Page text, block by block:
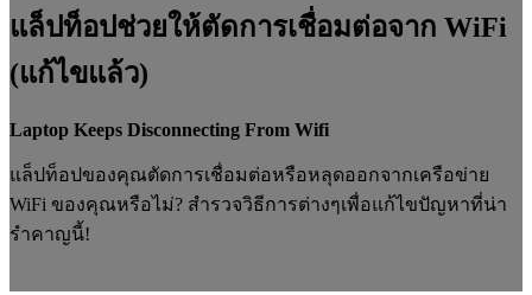
แล็ปท็อปช่วยให้ตัดการเชื่อมต่อจาก WiFi
(แก้ไขแล้ว)
Laptop Keeps Disconnecting From Wifi
แล็ปท็อปของคุณตัดการเชื่อมต่อหรือหลุดออกจากเครือข่าย
WiFi ของคุณหรือไม่? สำรวจวิธีการต่างๆเพื่อแก้ไขปัญหาที่น่า
รำคาญนี้!